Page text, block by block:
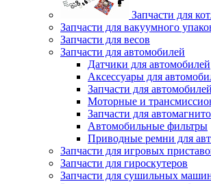
Запчасти для
Запчасти для вакуумного
Запчасти для весов
Запчасти для автомобилей
Датчики для автомобилей
Аксессуары для
Запчасти для
Моторные и
Запчасти для
Автомобильные фильтры
Приводные ремни для
Запчасти для игровых
Запчасти для гироскутеров
Запчасти для сушильных